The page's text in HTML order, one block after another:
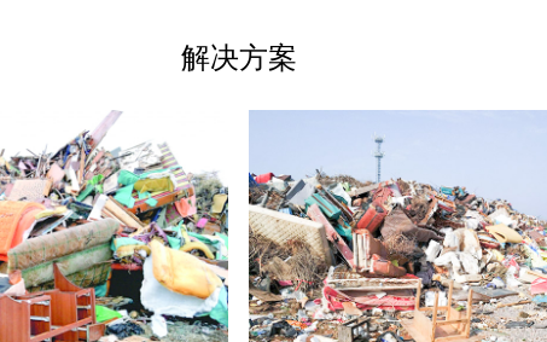
解决方案